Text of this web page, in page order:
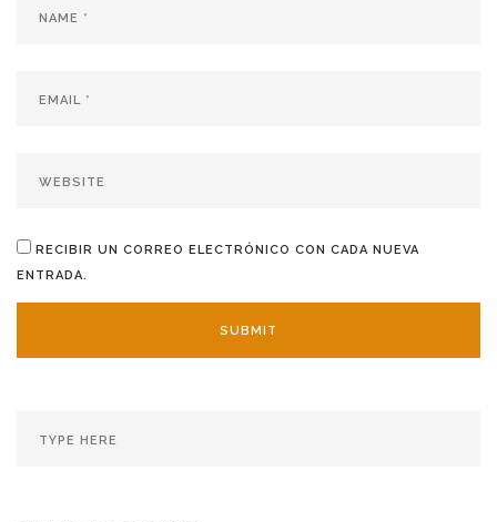
RECIBIR UN CORREO ELECTRÓNICO CON CADA NUEVA
ENTRADA.